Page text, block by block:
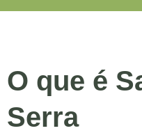
O que é
Serra